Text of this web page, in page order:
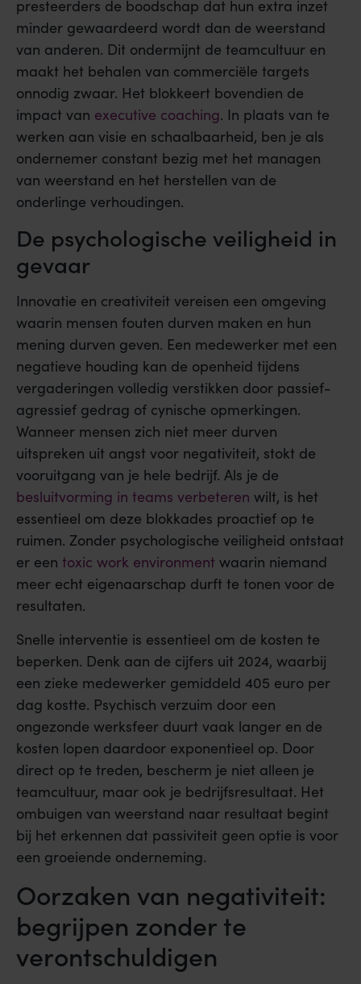
presteerders de boodschap dat hun extra inzet
minder gewaardeerd wordt dan de weerstand
van anderen. Dit ondermijnt de teamcultuur en
maakt het behalen van commerciële targets
onnodig zwaar. Het blokkeert bovendien de
impact van executive coaching. In plaats van te
werken aan visie en schaalbaarheid, ben je als
ondernemer constant bezig met het managen
van weerstand en het herstellen van de
onderlinge verhoudingen.
De psychologische veiligheid in
gevaar
Innovatie en creativiteit vereisen een omgeving
waarin mensen fouten durven maken en hun
mening durven geven. Een medewerker met een
negatieve houding kan de openheid tijdens
vergaderingen volledig verstikken door passief-
agressief gedrag of cynische opmerkingen.
Wanneer mensen zich niet meer durven
uitspreken uit angst voor negativiteit, stokt de
vooruitgang van je hele bedrijf. Als je de
besluitvorming in teams verbeteren wilt, is het
essentieel om deze blokkades proactief op te
ruimen. Zonder psychologische veiligheid ontstaat
er een toxic work environment waarin niemand
meer echt eigenaarschap durft te tonen voor de
resultaten.
Snelle interventie is essentieel om de kosten te
beperken. Denk aan de cijfers uit 2024, waarbij
een zieke medewerker gemiddeld 405 euro per
dag kostte. Psychisch verzuim door een
ongezonde werksfeer duurt vaak langer en de
kosten lopen daardoor exponentieel op. Door
direct op te treden, bescherm je niet alleen je
teamcultuur, maar ook je bedrijfsresultaat. Het
ombuigen van weerstand naar resultaat begint
bij het erkennen dat passiviteit geen optie is voor
een groeiende onderneming.
Oorzaken van negativiteit:
begrijpen zonder te
verontschuldigen